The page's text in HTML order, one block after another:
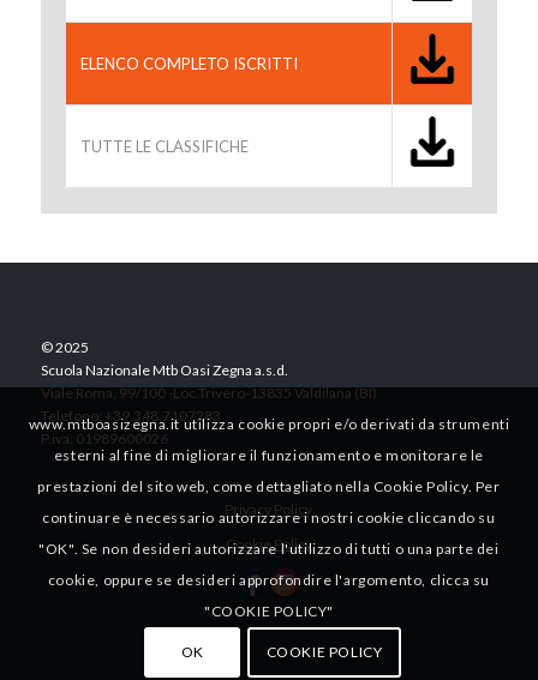
ELENCO COMPLETO ISCRITTI
TUTTE LE CLASSIFICHE
© 2025
Scuola Nazionale Mtb Oasi Zegna a.s.d.
Viale Roma, 99/100 -Loc.Trivero-13835 Valdilana (BI)
Telefono: +39.348.7107283
P.iva: 01989600026
Privacy Policy
Cookie Policy
www.mtboasizegna.it utilizza cookie propri e/o derivati da strumenti
esterni al fine di migliorare il funzionamento e monitorare le
prestazioni del sito web, come dettagliato nella Cookie Policy. Per
continuare è necessario autorizzare i nostri cookie cliccando su
"OK". Se non desideri autorizzare l'utilizzo di tutti o una parte dei
cookie, oppure se desideri approfondire l'argomento, clicca su
"COOKIE POLICY"
OK COOKIE POLICY